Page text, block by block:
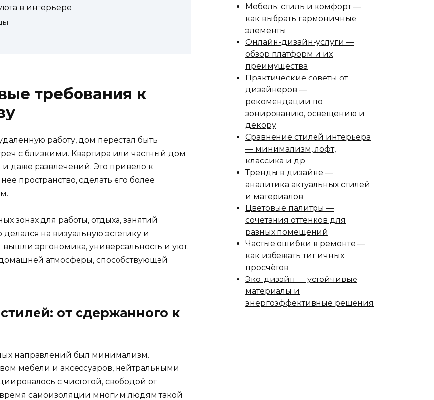
в интерьере
требования к
работу, дом перестал быть
с близкими. Квартира или частный дом
и даже развлечений. Это привело к
пространство, сделать его более
зонах для работы, отдыха, занятий
на визуальную эстетику и
эргономика, универсальность и уют.
атмосферы, способствующей
от сдержанного к
направлений был минимализм.
мебели и аксессуаров, нейтральными
с чистотой, свободой от
самоизоляции многим людям такой
Мебель: стиль и комфорт —
как выбрать гармоничные
элементы
Онлайн-дизайн-услуги —
обзор платформ и их
преимущества
Практические советы от
дизайнеров —
рекомендации по
зонированию, освещению и
декору
Сравнение стилей интерьера
— минимализм, лофт,
классика и др
Тренды в дизайне —
аналитика актуальных стилей
и материалов
Цветовые палитры —
сочетания оттенков для
разных помещений
Частые ошибки в ремонте —
как избежать типичных
просчётов
Эко-дизайн — устойчивые
материалы и
энергоэффективные решения